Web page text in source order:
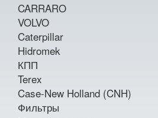
CARRARO
VOLVO
Caterpillar
Hidromek
КПП
Terex
Case-New Holland (CNH)
Фильтры